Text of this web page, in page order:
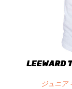
LEEWARD
ジュニア